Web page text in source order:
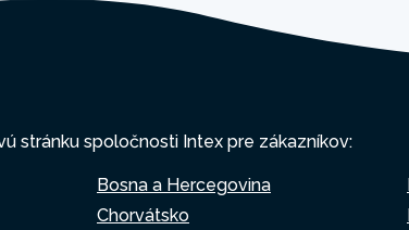
stránku spoločnosti Intex pre zákazníkov:
Bosna a Hercegovina
Chorvátsko